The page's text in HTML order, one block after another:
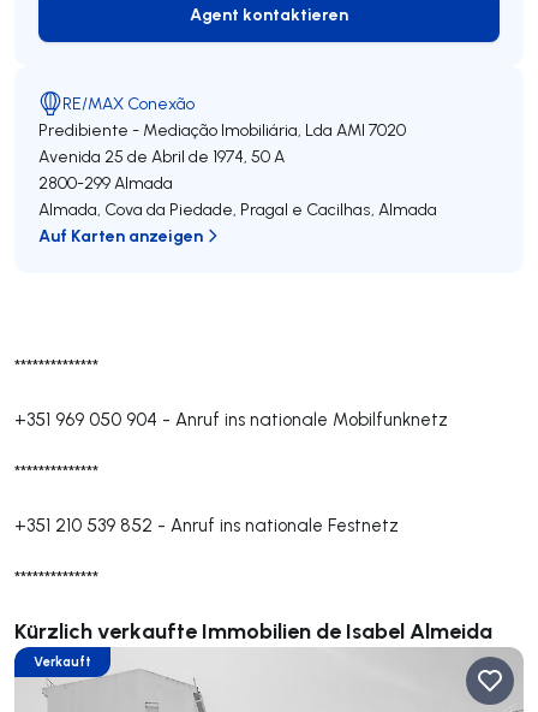
**************
+351 969 050 904 - Anruf ins nationale Mobilfunknetz
**************
+351 210 539 852 - Anruf ins nationale Festnetz
**************
Kürzlich verkaufte Immobilien de Isabel Almeida
Verkauft
Agent kontaktieren
Agent kontaktieren
RE/MAX Conexão
Predibiente - Mediação Imobiliária, Lda AMI 7020
Avenida 25 de Abril de 1974, 50 A
2800-299Almada
Almada, Cova da Piedade, Pragal e Cacilhas, Almada
Auf Karten anzeigen